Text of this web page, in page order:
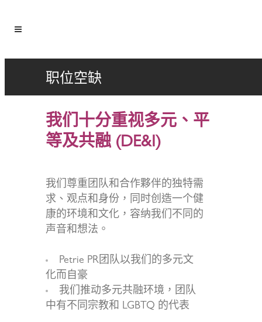
职位空缺
我们十分重视多元、平
等及共融 (DE&I)
我们尊重团队和合作夥伴的独特需
求、观点和身份，同时创造一个健
康的环境和文化，容纳我们不同的
声音和想法。
Petrie PR团队以我们的多元文
化而自豪
我们推动多元共融环境，团队
中有不同宗教和 LGBTQ 的代表